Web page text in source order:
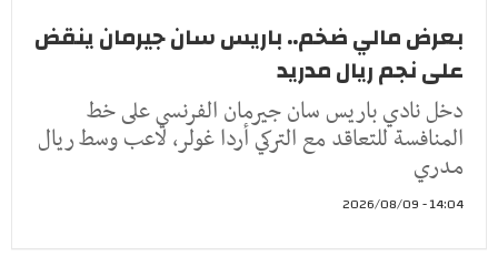
بعرض مالي ضخم.. باريس سان جيرمان ينقض
على نجم ريال مدريد
دخل نادي باريس سان جيرمان الفرنسي على خط
المنافسة للتعاقد مع التركي أردا غولر، لاعب وسط ريال
مدري
14:04 - 2026/08/09